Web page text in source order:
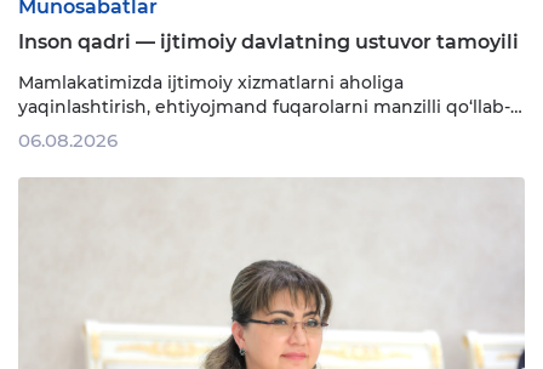
Munosabatlar
Inson qadri — ijtimoiy davlatning ustuvor tamoyili
Mamlakatimizda ijtimoiy xizmatlarni aholiga
yaqinlashtirish, ehtiyojmand fuqarolarni manzilli qo‘llab-
quvvatlash davlat siyosatining eng ustuvor
xizmatlar soni 23 tadan 140 taga yetgani aholiga qulaylik
06.08.2026